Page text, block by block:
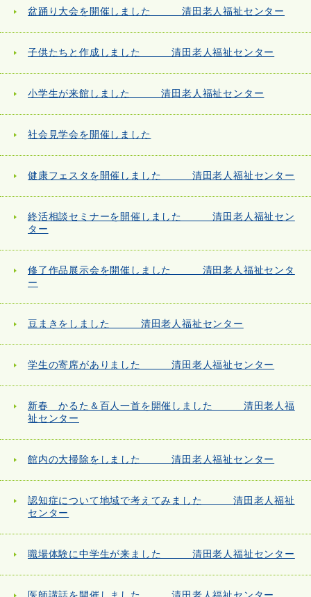
盆踊り大会を開催しました 清田老人福祉センター
子供たちと作成しました 清田老人福祉センター
小学生が来館しました 清田老人福祉センター
社会見学会を開催しました
健康フェスタを開催しました 清田老人福祉センター
終活相談セミナーを開催しました 清田老人福祉セン
ター
修了作品展示会を開催しました 清田老人福祉センタ
ー
豆まきをしました 清田老人福祉センター
学生の寄席がありました 清田老人福祉センター
新春 かるた＆百人一首を開催しました 清田老人福
祉センター
館内の大掃除をしました 清田老人福祉センター
認知症について地域で考えてみました 清田老人福祉
センター
職場体験に中学生が来ました 清田老人福祉センター